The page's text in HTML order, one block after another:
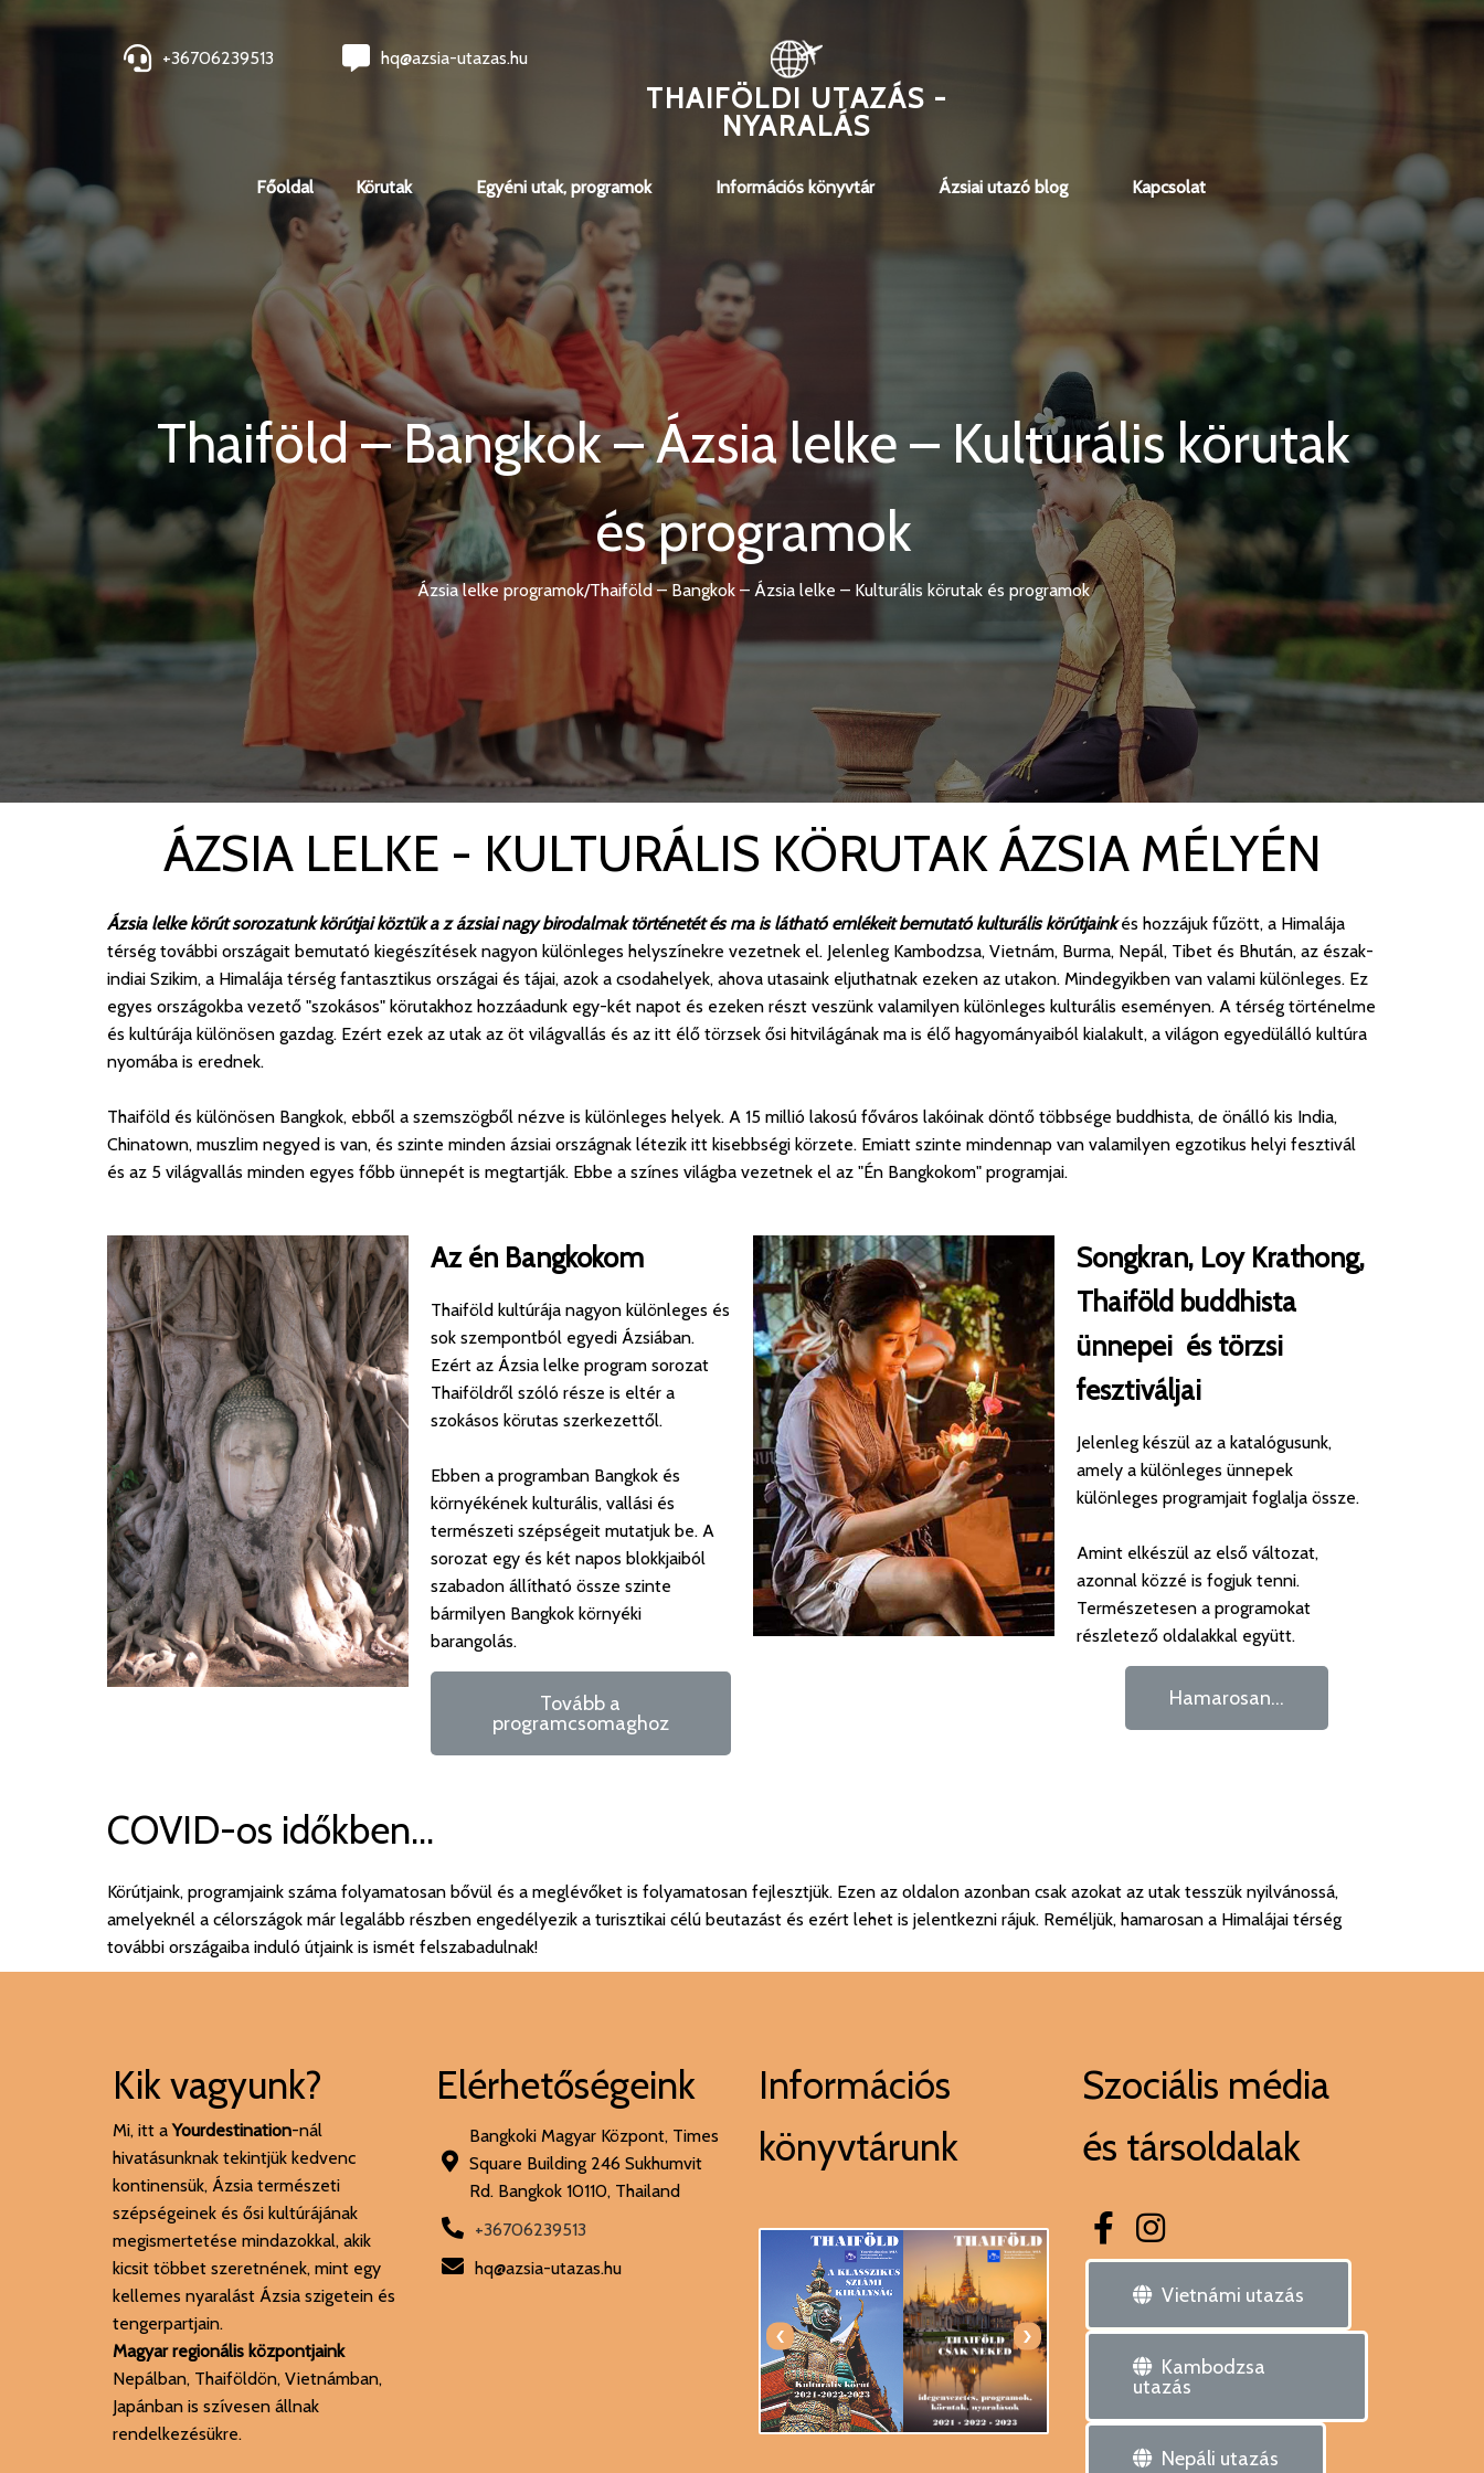
+36706239513 hq@azsia-utazas.hu
THAIFÖLDI UTAZÁS -
NYARALÁS
Főoldal Körutak Egyéni utak, programok Információs könyvtár Ázsiai utazó blog Kapcsolat
Thaiföld – Bangkok – Ázsia lelke – Kulturális körutak
és programok
Ázsia lelke programok/Thaiföld – Bangkok – Ázsia lelke – Kulturális körutak és programok
ÁZSIA LELKE - KULTURÁLIS KÖRUTAK ÁZSIA MÉLYÉN
Ázsia lelke körút sorozatunk körútjai köztük a z ázsiai nagy birodalmak történetét és ma is látható emlékeit bemutató kulturális körútjainkés hozzájuk fűzött, a Himalája
térség további országait bemutató kiegészítések nagyon különleges helyszínekre vezetnek el. Jelenleg Kambodzsa, Vietnám, Burma, Nepál, Tibet és Bhután, az észak-
indiai Szikim, a Himalája térség fantasztikus országai és tájai, azok a csodahelyek, ahova utasaink eljuthatnak ezeken az utakon. Mindegyikben van valami különleges. Ez
egyes országokba vezető "szokásos" körutakhoz hozzáadunk egy-két napot és ezeken részt veszünk valamilyen különleges kulturális eseményen. A térség történelme
és kultúrája különösen gazdag. Ezért ezek az utak az öt világvallás és az itt élő törzsek ősi hitvilágának ma is élő hagyományaiból kialakult, a világon egyedülálló kultúra
nyomába is erednek.
Thaiföld és különösen Bangkok, ebből a szemszögből nézve is különleges helyek. A 15 millió lakosú főváros lakóinak döntő többsége buddhista, de önálló kis India,
Chinatown, muszlim negyed is van, és szinte minden ázsiai országnak létezik itt kisebbségi körzete. Emiatt szinte mindennap van valamilyen egzotikus helyi fesztivál
és az 5 világvallás minden egyes főbb ünnepét is megtartják. Ebbe a színes világba vezetnek el az "Én Bangkokom" programjai.
Az én Bangkokom
Thaiföld kultúrája nagyon különleges és
sok szempontból egyedi Ázsiában.
Ezért az Ázsia lelke program sorozat
Thaiföldről szóló része is eltér a
szokásos körutas szerkezettől.
Ebben a programban Bangkok és
környékének kulturális, vallási és
természeti szépségeit mutatjuk be. A
sorozat egy és két napos blokkjaiból
szabadon állítható össze szinte
bármilyen Bangkok környéki
barangolás.
Tovább a
programcsomaghoz
Songkran, Loy Krathong,
Thaiföld buddhista
ünnepei és törzsi
fesztiváljai
Jelenleg készül az a katalógusunk,
amely a különleges ünnepek
különleges programjait foglalja össze.
Amint elkészül az első változat,
azonnal közzé is fogjuk tenni.
Természetesen a programokat
részletező oldalakkal együtt.
Hamarosan...
COVID-os időkben...
Körútjaink, programjaink száma folyamatosan bővül és a meglévőket is folyamatosan fejlesztjük. Ezen az oldalon azonban csak azokat az utak tesszük nyilvánossá,
amelyeknél a célországok már legalább részben engedélyezik a turisztikai célú beutazást és ezért lehet is jelentkezni rájuk. Reméljük, hamarosan a Himalájai térség
további országaiba induló útjaink is ismét felszabadulnak!
Kik vagyunk?
Mi, itt aYourdestination-nál
hivatásunknak tekintjük kedvenc
kontinensük, Ázsia természeti
szépségeinek és ősi kultúrájának
megismertetése mindazokkal, akik
kicsit többet szeretnének, mint egy
kellemes nyaralást Ázsia szigetein és
tengerpartjain.
Magyar regionális központjaink
Nepálban, Thaiföldön, Vietnámban,
Japánban is szívesen állnak
rendelkezésükre.
Elérhetőségeink
Bangkoki Magyar Központ, Times
Square Building 246 Sukhumvit
Rd. Bangkok 10110, Thailand
+36706239513
hq@azsia-utazas.hu
Információs
könyvtárunk
‹ ›
Szociális média
és társoldalak
Vietnámi utazás
Kambodzsa
utazás
Nepáli utazás